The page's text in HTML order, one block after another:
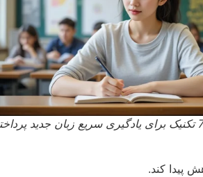
مقاله به 7 تکنیک برای یادگیری سریع زبان جدید پرداخته
کند.